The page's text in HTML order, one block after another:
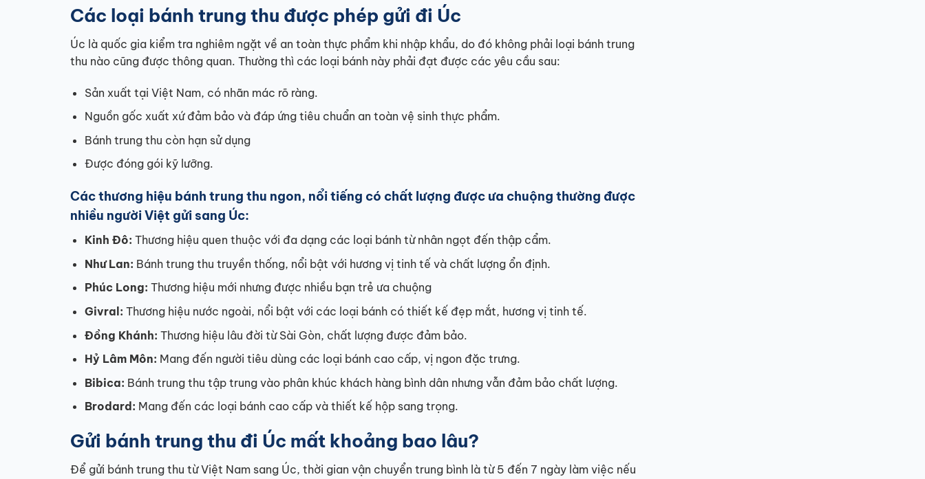
Các loại bánh trung thu được phép gửi đi Úc
Úc là quốc gia kiểm tra nghiêm ngặt về an toàn thực phẩm khi nhập khẩu, do đó không phải loại bánh trung
thu nào cũng được thông quan. Thường thì các loại bánh này phải đạt được các yêu cầu sau:
Sản xuất tại Việt Nam, có nhãn mác rõ ràng.
Nguồn gốc xuất xứ đảm bảo và đáp ứng tiêu chuẩn an toàn vệ sinh thực phẩm.
Bánh trung thu còn hạn sử dụng
Được đóng gói kỹ lưỡng.
Các thương hiệu bánh trung thu ngon, nổi tiếng có chất lượng được ưa chuộng thường được
nhiều người Việt gửi sang Úc:
Kinh Đô: Thương hiệu quen thuộc với đa dạng các loại bánh từ nhân ngọt đến thập cẩm.
Như Lan: Bánh trung thu truyền thống, nổi bật với hương vị tinh tế và chất lượng ổn định.
Phúc Long: Thương hiệu mới nhưng được nhiều bạn trẻ ưa chuộng
Givral: Thương hiệu nước ngoài, nổi bật với các loại bánh có thiết kế đẹp mắt, hương vị tinh tế.
Đồng Khánh: Thương hiệu lâu đời từ Sài Gòn, chất lượng được đảm bảo.
Hỷ Lâm Môn: Mang đến người tiêu dùng các loại bánh cao cấp, vị ngon đặc trưng.
Bibica: Bánh trung thu tập trung vào phân khúc khách hàng bình dân nhưng vẫn đảm bảo chất lượng.
Brodard: Mang đến các loại bánh cao cấp và thiết kế hộp sang trọng.
Gửi bánh trung thu đi Úc mất khoảng bao lâu?
Để gửi bánh trung thu từ Việt Nam sang Úc, thời gian vận chuyển trung bình là từ 5 đến 7 ngày làm việc nếu